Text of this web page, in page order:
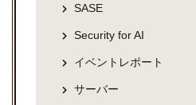
SASE
Security for AI
イベントレポート
サーバー